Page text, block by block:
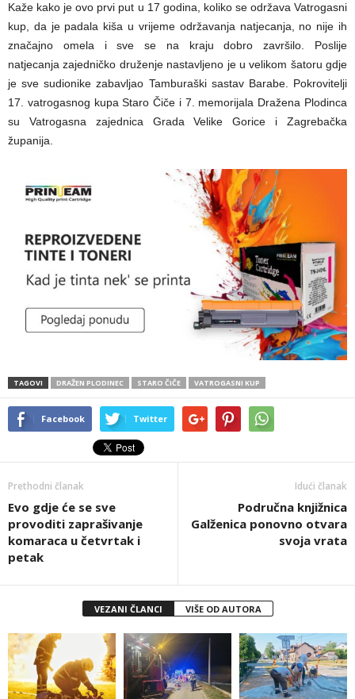
Kaže kako je ovo prvi put u 17 godina, koliko se održava Vatrogasni
kup, da je padala kiša u vrijeme održavanja natjecanja, no nije ih
značajno omela i sve se na kraju dobro završilo. Poslije
natjecanja zajedničko druženje nastavljeno je u velikom šatoru gdje
je sve sudionike zabavljao Tamburaški sastav Barabe. Pokrovitelji
17. vatrogasnog kupa Staro Čiče i 7. memorijala Dražena Plodinca
su Vatrogasna zajednica Grada Velike Gorice i Zagrebačka
županija.
TAGOVI DRAŽEN PLODINEC STARO ČIČE VATROGASNI KUP
Facebook Twitter
Prethodni članak
Evo gdje će se sve
provoditi zaprašivanje
komaraca u četvrtak i
petak
Idući članak
Područna knjižnica
Galženica ponovno otvara
svoja vrata
VEZANI ČLANCI VIŠE OD AUTORA